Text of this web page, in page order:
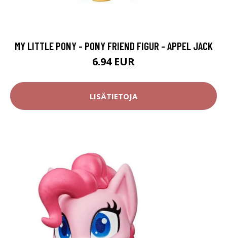
MY LITTLE PONY - PONY FRIEND FIGUR - APPEL JACK
6.94 EUR
LISÄTIETOJA